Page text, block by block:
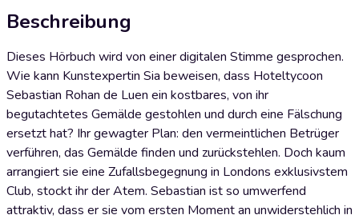
Beschreibung
Dieses Hörbuch wird von einer digitalen Stimme gesprochen.
Wie kann Kunstexpertin Sia beweisen, dass Hoteltycoon
Sebastian Rohan de Luen ein kostbares, von ihr
begutachtetes Gemälde gestohlen und durch eine Fälschung
ersetzt hat? Ihr gewagter Plan: den vermeintlichen Betrüger
verführen, das Gemälde finden und zurückstehlen. Doch kaum
arrangiert sie eine Zufallsbegegnung in Londons exklusivstem
Club, stockt ihr der Atem. Sebastian ist so umwerfend
attraktiv, dass er sie vom ersten Moment an unwiderstehlich in